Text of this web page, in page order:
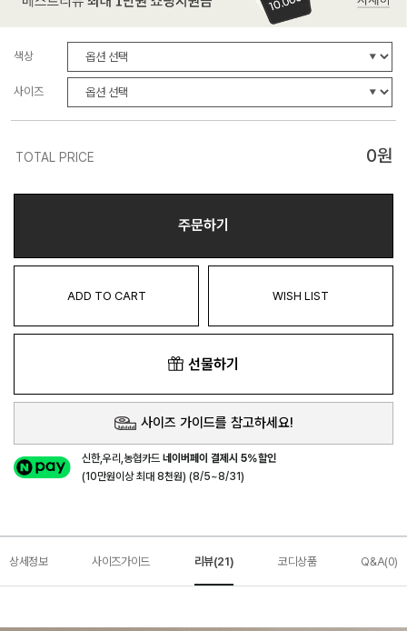
색상
사이즈
TOTAL PRICE 0원
주문하기
ADD TO CART WISH LIST
선물하기
사이즈 가이드를 참고하세요!
신한,우리,농협카드네이버페이 결제시 5%할인
(10만원이상 최대 8천원) (8/5~8/31)
상세정보 사이즈가이드 리뷰(21) 코디상품 Q&A(0)